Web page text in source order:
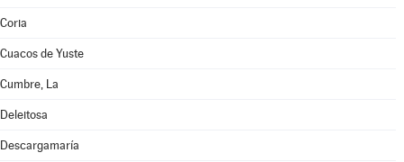
Coria
Cuacos de Yuste
Cumbre, La
Deleitosa
Descargamaría